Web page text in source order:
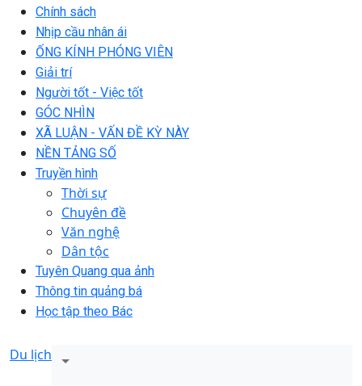
Chính sách
Nhịp cầu nhân ái
ỐNG KÍNH PHÓNG VIÊN
Giải trí
Người tốt - Việc tốt
GÓC NHÌN
XÃ LUẬN - VẤN ĐỀ KỲ NÀY
NỀN TẢNG SỐ
Truyền hình
Thời sự
Chuyên đề
Văn nghệ
Dân tộc
Tuyên Quang qua ảnh
Thông tin quảng bá
Học tập theo Bác
Du lịch